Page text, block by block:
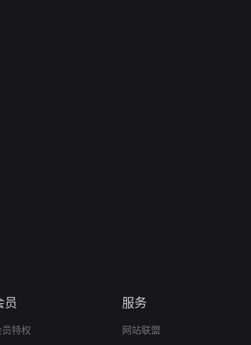
员
员特权
服务
网站联盟